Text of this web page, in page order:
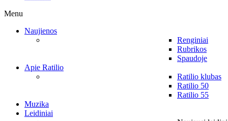
Menu
Naujienos
Renginiai
Rubrikos
Spaudoje
Apie Ratilio
Ratilio klubas
Ratilio 50
Ratilio 55
Muzika
Leidiniai